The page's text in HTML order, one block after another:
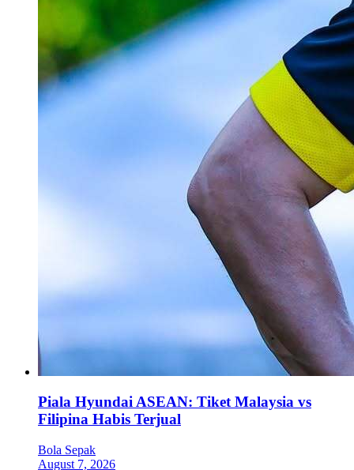
Piala Hyundai ASEAN: Tiket Malaysia vs
Filipina Habis Terjual
Bola Sepak
August 7, 2026